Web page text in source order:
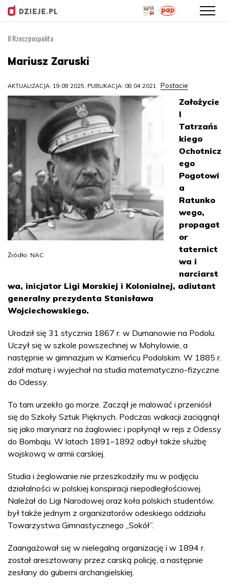
II Rzeczpospolita
Mariusz Zaruski
AKTUALIZACJA: 19.09.2025, PUBLIKACJA: 08.04.2021 Postacie
Źródło: NAC
Założycie
l
Tatrzańs
kiego
Ochotnicz
ego
Pogotowi
a
Ratunko
wego,
propagat
or
taternict
wa i
narciarst
wa, inicjator Ligi Morskiej i Kolonialnej, adiutant
generalny prezydenta Stanisława
Wojciechowskiego.
Urodził się 31 stycznia 1867 r. w Dumanowie na Podolu.
Uczył się w szkole powszechnej w Mohylowie, a
następnie w gimnazjum w Kamieńcu Podolskim. W 1885 r.
zdał maturę i wyjechał na studia matematyczno-fizyczne
do Odessy.
To tam urzekło go morze. Zaczął je malować i przeniósł
się do Szkoły Sztuk Pięknych. Podczas wakacji zaciągnął
się jako marynarz na żaglowiec i popłynął w rejs z Odessy
do Bombaju. W latach 1891–1892 odbył także służbę
wojskową w armii carskiej.
Studia i żeglowanie nie przeszkodziły mu w podjęciu
działalności w polskiej konspiracji niepodległościowej.
Należał do Ligi Narodowej oraz koła polskich studentów,
był także jednym z organizatorów odeskiego oddziału
Towarzystwa Gimnastycznego „Sokół”.
Zaangażował się w nielegalną organizację i w 1894 r.
został aresztowany przez carską policję, a następnie
zesłany do guberni archangielskiej.